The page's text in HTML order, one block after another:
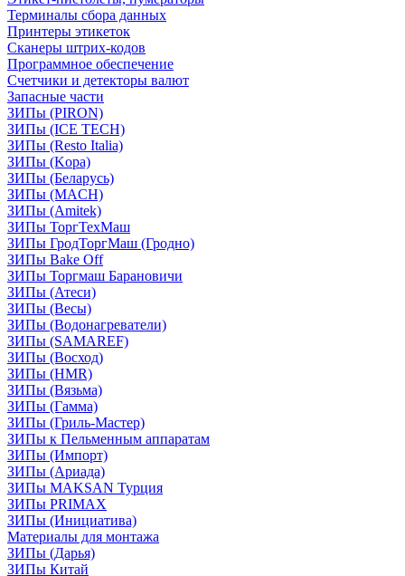
Терминалы сбора данных
Принтеры этикеток
Сканеры штрих-кодов
Программное обеспечение
Счетчики и детекторы валют
Запасные части
ЗИПы (PIRON)
ЗИПы (ICE TECH)
ЗИПы (Resto Italia)
ЗИПы (Kopa)
ЗИПы (Беларусь)
ЗИПы (MACH)
ЗИПы (Amitek)
ЗИПы ТоргТехМаш
ЗИПы ГродТоргМаш (Гродно)
ЗИПы Bake Off
ЗИПы Торгмаш Барановичи
ЗИПы (Атеси)
ЗИПы (Весы)
ЗИПы (Водонагреватели)
ЗИПы (SAMAREF)
ЗИПы (Восход)
ЗИПы (HMR)
ЗИПы (Вязьма)
ЗИПы (Гамма)
ЗИПы (Гриль-Мастер)
ЗИПы к Пельменным аппаратам
ЗИПы (Импорт)
ЗИПы (Ариада)
ЗИПы MAKSAN Турция
ЗИПы PRIMAX
ЗИПы (Инициатива)
Материалы для монтажа
ЗИПы (Дарья)
ЗИПы Китай